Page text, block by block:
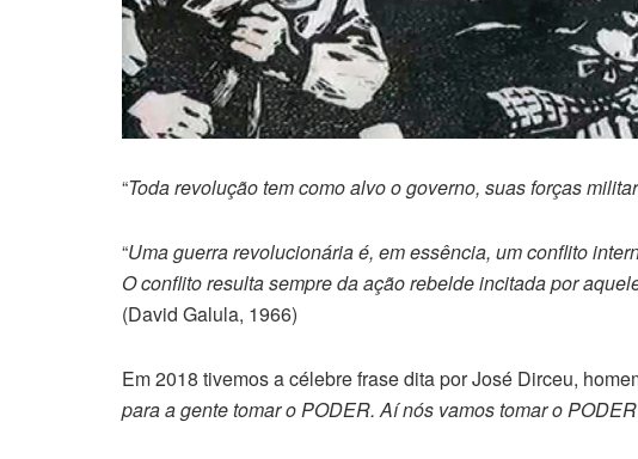
“Toda revolução tem como alvo o governo, suas forças
“Uma guerra revolucionária é, em essência, um conflito
O conflito resulta sempre da ação rebelde incitada por
(David Galula, 1966)
Em 2018 tivemos a célebre frase dita por José Dirceu,
para a gente tomar o PODER. Aí nós vamos tomar o